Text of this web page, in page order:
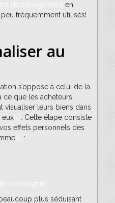
en
fréquemment utilisés!
au
s’oppose à celui de la
ce que les acheteurs
visualiser leurs biens dans
eux[4]
. Cette étape consiste
effets personnels des
[5] :
plus séduisant